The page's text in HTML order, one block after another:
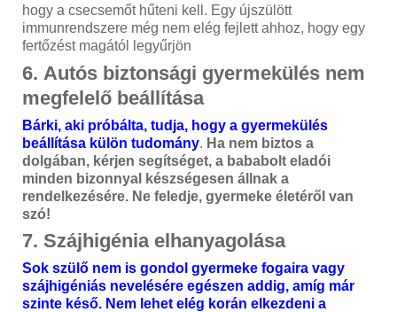
hogy a csecsemőt hűteni kell. Egy újszülött
immunrendszere még nem elég fejlett ahhoz, hogy egy
fertőzést magától legyűrjön
6. Autós biztonsági gyermekülés nem
megfelelő beállítása
Bárki, aki próbálta, tudja, hogy a gyermekülés
beállítása külön tudomány. Ha nem biztos a
dolgában, kérjen segítséget, a bababolt eladói
minden bizonnyal készségesen állnak a
rendelkezésére. Ne feledje, gyermeke életéről van
szó!
7. Szájhigénia elhanyagolása
Sok szülő nem is gondol gyermeke fogaira vagy
szájhigéniás nevelésére egészen addig, amíg már
szinte késő. Nem lehet elég korán elkezdeni a